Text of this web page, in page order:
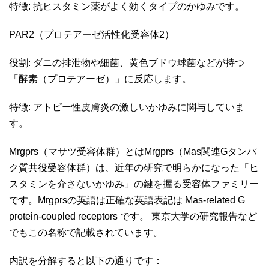
特徴: 抗ヒスタミン薬がよく効くタイプのかゆみです。
PAR2（プロテアーゼ活性化受容体2）
役割: ダニの排泄物や細菌、黄色ブドウ球菌などが持つ
「酵素（プロテアーゼ）」に反応します。
特徴: アトピー性皮膚炎の激しいかゆみに関与していま
す。
Mrgprs（マサツ受容体群）とはMrgprs（Mas関連Gタンパ
ク質共役受容体群）は、近年の研究で明らかになった「ヒ
スタミンを介さないかゆみ」の鍵を握る受容体ファミリー
です。Mrgprsの英語は正確な英語表記は Mas-related G
protein-coupled receptors です。 東京大学の研究報告など
でもこの名称で記載されています。
内訳を分解すると以下の通りです：